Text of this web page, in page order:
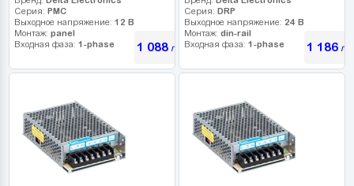
Серия: PMC
Выходное напряжение: 12 В
Монтаж: panel
Входная фаза: 1-phase 1 088грн
Серия: DRP
Выходное напряжение: 24 В
Монтаж: din-rail
Входная фаза: 1-phase 1 186